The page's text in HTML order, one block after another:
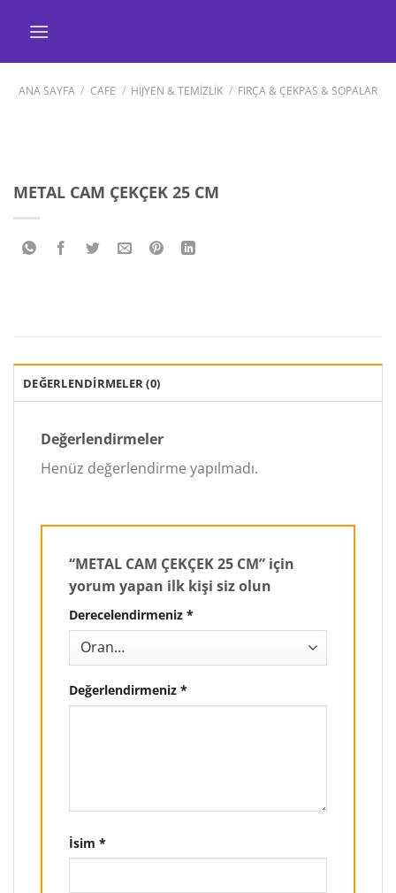
ANA SAYFA / CAFE / HİJYEN & TEMİZLİK / FIRÇA & ÇEKPAS & SOPALAR
METAL CAM ÇEKÇEK 25 CM
DEĞERLENDIRMELER (0)
Değerlendirmeler
Henüz değerlendirme yapılmadı.
“METAL CAM ÇEKÇEK 25 CM” için
yorum yapan ilk kişi siz olun
Derecelendirmeniz *
Değerlendirmeniz *
İsim *